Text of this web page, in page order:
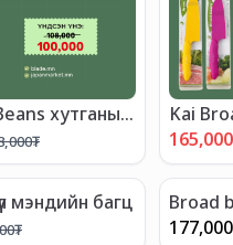
хутганы
БАГЦ-3"
₮
Kai
165,000
мэндийн багц
₮
Broad
177,000